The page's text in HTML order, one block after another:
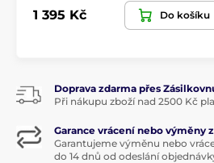
TOY'S DELIGHT
1 395 Kč Do košíku
Doprava zdarma přes
Při nákupu zboží nad 2500 Kč
Garance vrácení nebo výměny
Garantujeme výměnu nebo
do 14 dnů od odeslání